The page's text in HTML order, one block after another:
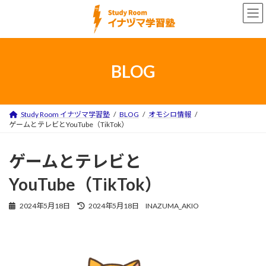
ン
ー
BLOG
Study Room イナヅマ学習塾 BLOG
オモシロ情報
ゲームとテレビとYouTube（TikTok）
ゲームとテレビと
YouTube（TikTok）
2024年5月18日
最
時
2024年5月18日 INAZUMA_AKIO